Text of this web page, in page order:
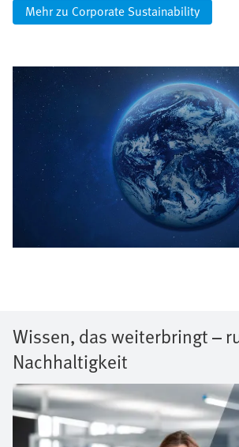
Mehr zu Corporate Sustainability
Wissen, das weiterbringt –
Nachhaltigkeit